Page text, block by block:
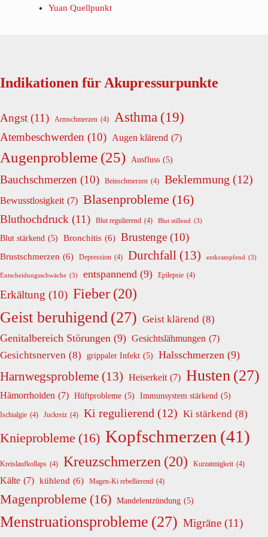
Yuan Quellpunkt
Indikationen für Akupressurpunkte
Angst (11) Armschmerzen (4) Asthma (19)
Atembeschwerden (10) Augen klärend (7)
Augenprobleme (25) Ausfluss (5)
Bauchschmerzen (10) Beinschmerzen (4) Beklemmung (12)
Bewusstlosigkeit (7) Blasenprobleme (16)
Bluthochdruck (11) Blut regulierend (4) Blut stillend (3)
Blut stärkend (5) Bronchitis (6) Brustenge (10)
Brustschmerzen (6) Depression (4) Durchfall (13) entkrampfend (3)
Entscheidungsschwäche (3) entspannend (9) Epilepsie (4)
Erkältung (10) Fieber (20)
Geist beruhigend (27) Geist klärend (8)
Genitalbereich Störungen (9) Gesichtslähmungen (7)
Gesichtsnerven (8) grippaler Infekt (5) Halsschmerzen (9)
Harnwegsprobleme (13) Heiserkeit (7) Husten (27)
Hämorrhoiden (7) Hüftprobleme (5) Immunsystem stärkend (5)
Ischialgie (4) Juckreiz (4) Ki regulierend (12) Ki stärkend (8)
Knieprobleme (16) Kopfschmerzen (41)
Kreislaufkollaps (4) Kreuzschmerzen (20) Kurzatmigkeit (4)
Kälte (7) kühlend (6) Magen-Ki rebellierend (4)
Magenprobleme (16) Mandelentzündung (5)
Menstruationsprobleme (27) Migräne (11)